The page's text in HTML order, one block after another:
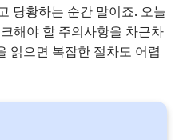
당황하는 순간 말이죠. 오늘
해야 할 주의사항을 차근차
읽으면 복잡한 절차도 어렵